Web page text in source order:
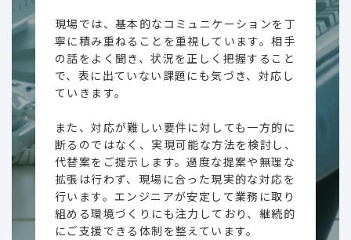
現場では、基本的なコミュニケーションを丁
寧に積み重ねることを重視しています。相手
の話をよく聞き、状況を正しく把握すること
で、表に出ていない課題にも気づき、対応し
ていきます。
また、対応が難しい要件に対しても一方的に
断るのではなく、実現可能な方法を検討し、
代替案をご提示します。過度な提案や無理な
拡張は行わず、現場に合った現実的な対応を
行います。エンジニアが安定して業務に取り
組める環境づくりにも注力しており、継続的
にご支援できる体制を整えています。